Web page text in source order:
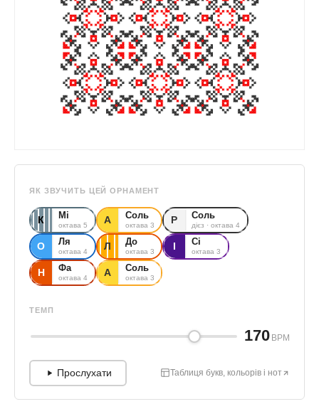
ЯК ЗВУЧИТЬ ЦЕЙ ОРНАМЕНТ
К Мі
октава 5 А Соль
октава 3 Р Соль
дієз · октава 4
О Ля
октава 4 Л До
октава 3 І Сі
октава 3
Н Фа
октава 4 А Соль
октава 3
ТЕМП
170 BPM
Прослухати Таблиця букв, кольорів і нот